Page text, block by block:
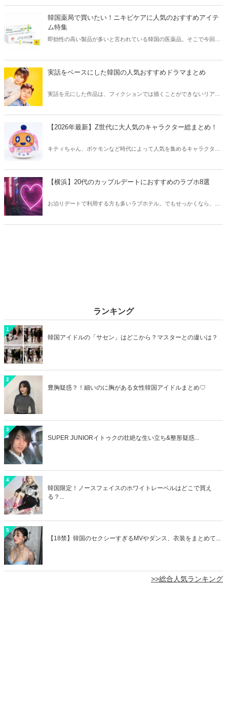
方も必見です。
韓国薬局で買いたい！ニキビケアに人気のおすすめアイテ
ム特集
即効性の高い製品が多いと言われている韓国の医薬品。そこで今回は
う。
実話をベースにした韓国の人気おすすめドラマまとめ
実話を元にした作品は、フィクションでは描くことができないリアル
【2026年最新】Z世代に大人気のキャラクター総まとめ！
キティちゃん、ポケモンなど時代によって人気を集めるキャラクター
クしてみましょう。
【横浜】20代のカップルデートにおすすめのラブホ8選
お泊りデートで利用する方も多いラブホテル。でもせっかくなら、キ
ランキング
1
韓国アイドルの「サセン」はどこから？マスターとの違いは？
2
豊胸疑惑？！細いのに胸がある女性韓国アイドルまとめ♡
3
SUPER JUNIORイトゥクの壮絶な生い立ち&整形疑惑...
4
韓国限定！ノースフェイスのホワイトレーベルはどこで買え
る？...
5
【18禁】韓国のセクシーすぎるMVやダンス、衣装をまとめて...
>>総合人気ランキング